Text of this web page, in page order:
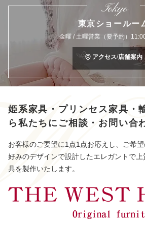
Tokyo
東京ショールー
金曜 / 土曜営業（要予約）
アクセス/店舗案内
姫系家具・プリンセス家具・
ら 私たちにご相談・お問い合
お客様のご要望に1点1点お応えし、ご希
好みのデザインで設計したエレガントで
具を製作いたします。